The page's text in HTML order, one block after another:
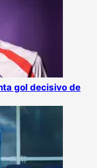
gol decisivo de